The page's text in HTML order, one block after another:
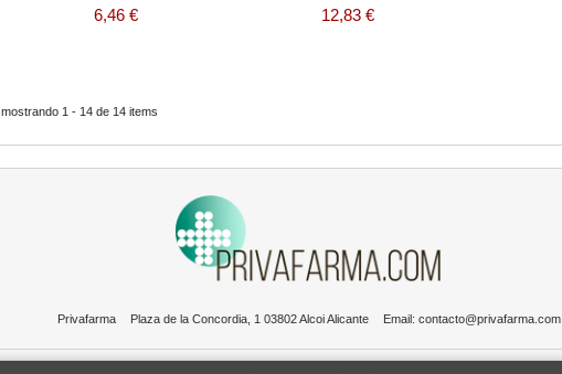
6,46 €
12,83 €
mostrando 1 - 14 de 14 items
Privafarma Plaza de la Concordia, 1 03802 Alcoi Alicante Email: contacto@privafarma.com